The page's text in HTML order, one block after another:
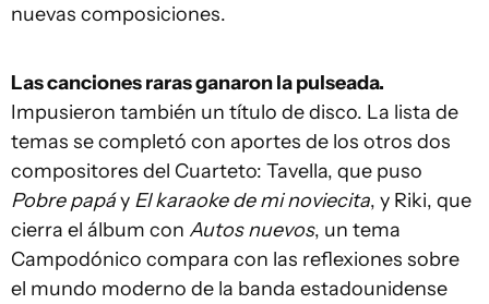
nuevas composiciones.
Las canciones raras ganaron la pulseada.
Impusieron también un título de disco. La lista de
temas se completó con aportes de los otros dos
compositores del Cuarteto: Tavella, que puso
Pobre papáy El karaoke de mi noviecita, y Riki, que
cierra el álbum con Autos nuevos, un tema
Campodónico compara con las reflexiones sobre
el mundo moderno de la banda estadounidense